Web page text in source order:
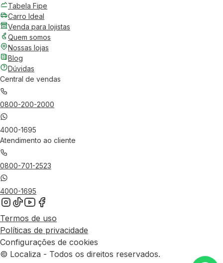
Tabela Fipe
Carro Ideal
Venda para lojistas
Quem somos
Nossas lojas
Blog
Dúvidas
Central de vendas
0800-200-2000
4000-1695
Atendimento ao cliente
0800-701-2523
4000-1695
Termos de uso
Políticas de privacidade
Configurações de cookies
© Localiza - Todos os direitos reservados.